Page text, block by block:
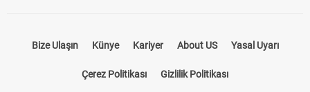
Bize Ulaşın Künye Kariyer About US Yasal Uyarı
Çerez Politikası Gizlilik Politikası